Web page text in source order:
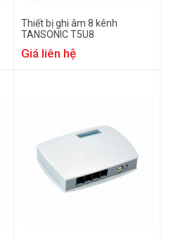
Thiết bị ghi âm 8 kênh
TANSONIC T5U8
Giá liên hệ